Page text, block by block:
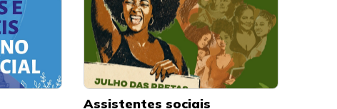
Assistentes sociais